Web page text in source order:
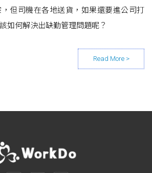
但司機在各地送貨，如果還要進公司打
如何解決出缺勤管理問題呢？